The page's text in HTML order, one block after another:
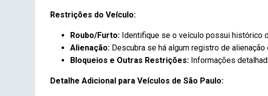
Restrições do Veículo:
Roubo/Furto: Identifique se o veículo possui histórico
Alienação: Descubra se há algum registro de alienação
Bloqueios e Outras Restrições: Informações
Detalhe Adicional para Veículos de São Paulo: